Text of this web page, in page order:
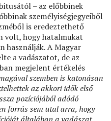
– az előbbinek
személyiségjegyeiből
is eredeztethető
volt, hogy hatalmukat
használják. A Magyar
a vadászatot, de az
megjelent értékelés
szemben is katonásan
az akkori idők első
pozíciójából adódó
forrás sem utal arra, hogy